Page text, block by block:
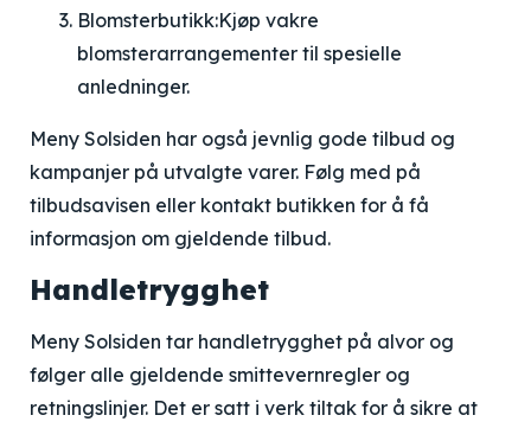
Blomsterbutikk:Kjøp vakre
blomsterarrangementer til spesielle
anledninger.
Meny Solsiden har også jevnlig gode tilbud og
kampanjer på utvalgte varer. Følg med på
tilbudsavisen eller kontakt butikken for å få
informasjon om gjeldende tilbud.
Handletrygghet
Meny Solsiden tar handletrygghet på alvor og
følger alle gjeldende smittevernregler og
retningslinjer. Det er satt i verk tiltak for å sikre at